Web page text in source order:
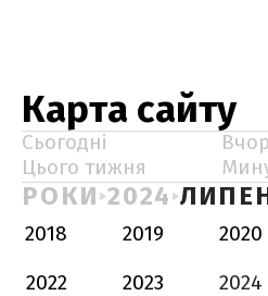
Карта сайту
Сьогодні
Цього тижня
РОКИ 2024
2018 2019 2020
2022
2023
2024